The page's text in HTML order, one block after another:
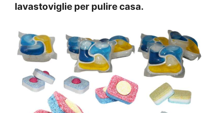
lavastoviglie per pulire casa.